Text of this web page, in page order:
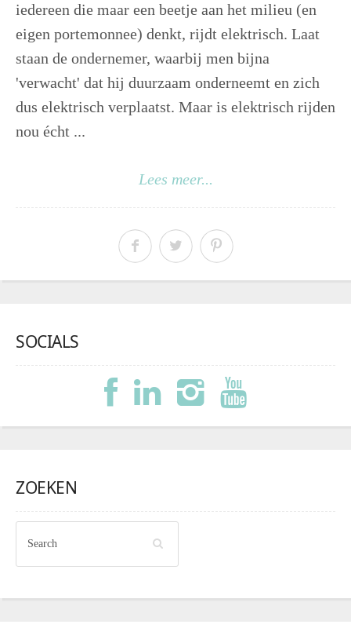
iedereen die maar een beetje aan het milieu (en
eigen portemonnee) denkt, rijdt elektrisch. Laat
staan de ondernemer, waarbij men bijna
'verwacht' dat hij duurzaam onderneemt en zich
dus elektrisch verplaatst. Maar is elektrisch rijden
nou écht ...
Lees meer...
SOCIALS
ZOEKEN